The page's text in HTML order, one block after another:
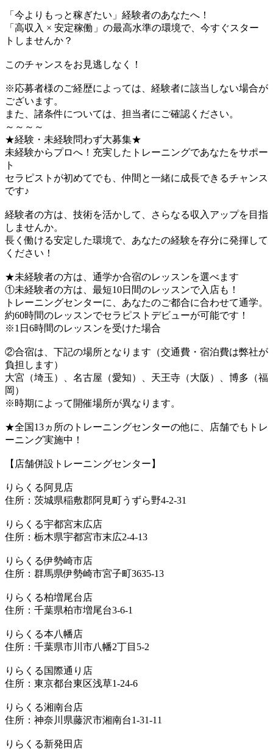
「今よりもっと稼ぎたい」経験者のあなたへ！
「高収入 × 安定稼働」の最高水準の環境で、今すぐスター
トしませんか？
このチャンスをお見逃しなく！
※応募者様のご経歴によっては、経験者に該当しない場合が
ございます。
また、諸条件については、担当者にご確認ください。
～～～～
★経験・未経験問わず大募集★
未経験からプロへ！充実したトレーニングであなたをサポー
ト
セラピストが初めてでも、仲間と一緒に成長できるチャンス
です♪
経験者の方は、技術を活かして、さらなる収入アップを目指
しませんか。
長く働ける安定した環境で、あなたの経験を存分に発揮して
ください！
★未経験者の方は、通学か合宿のレッスンを選べます
①未経験者の方は、最短10日間のレッスンで入店も！
トレーニングセンターに、あなたのご都合に合わせて通学。
約60時間のレッスンでセラピストデビューが可能です！
※1日6時間のレッスンを受けた場合
②合宿は、下記の場所となります（交通費・宿泊費は弊社が
負担します）
大宮（埼玉）、名古屋（愛知）、天王寺（大阪）、博多（福
岡）
※時期によって開催場所が異なります。
★全国13ヵ所のトレーニングセンターの他に、店舗でもトレ
ーニング実施中！
【店舗併設トレーニングセンター】
りらくる阿見店
住所：茨城県稲敷郡阿見町うずら野4-2-31
りらくる宇都宮末広店
住所：栃木県宇都宮市末広2-4-13
りらくる伊勢崎市店
住所：群馬県伊勢崎市宮子町3635-13
りらくる柏増尾台店
住所：千葉県柏市増尾台3-6-1
りらくる本八幡店
住所：千葉県市川市八幡2丁目5-2
りらくる国際通り店
住所：東京都台東区浅草1-24-6
りらくる湘南台店
住所：神奈川県藤沢市湘南台1-31-11
りらくる新発田店